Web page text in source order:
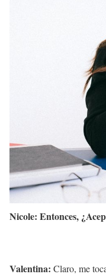
Nicole: Entonces,
Valentina: Claro, me